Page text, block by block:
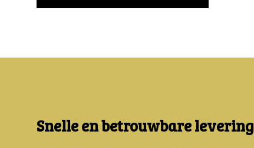
Snelle en betrouwbare levering